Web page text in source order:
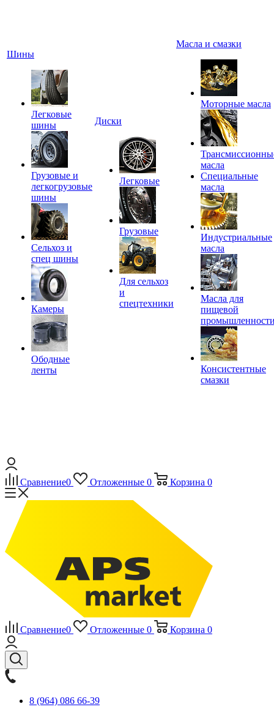
Шины
Легковые
шины
Грузовые и
легкогрузовые
шины
Сельхоз и
спец шины
Камеры
Ободные
ленты
Диски
Легковые
Грузовые
Для сельхоз
и
спецтехники
Масла и смазки
Моторные масла
масла
Специальные
масла
Индустриальные
масла
Масла для
пищевой
Консистентные
смазки
Сравнение0 Отложенные 0 Корзина 0
Сравнение0 Отложенные 0 Корзина 0
8 (964) 086 66-39